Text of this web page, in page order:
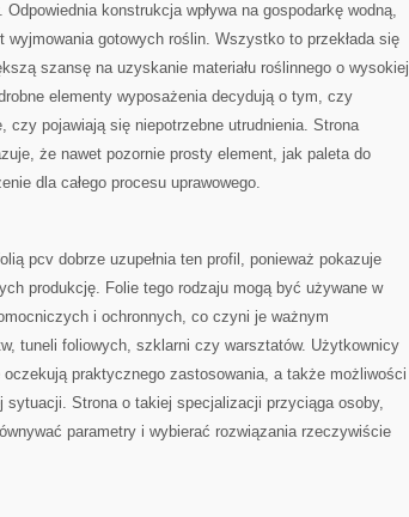
konstrukcja wpływa na gospodarkę wodną,
wyjmowania gotowych roślin. Wszystko to przekłada się
szansę na uzyskanie materiału roślinnego o wysokiej
elementy wyposażenia decydują o tym, czy
czy pojawiają się niepotrzebne utrudnienia. Strona
że nawet pozornie prosty element, jak paleta do
dla całego procesu uprawowego.
pcv dobrze uzupełnia ten profil, ponieważ pokazuje
produkcję. Folie tego rodzaju mogą być używane w
i ochronnych, co czyni je ważnym
tuneli foliowych, szklarni czy warsztatów. Użytkownicy
praktycznego zastosowania, a także możliwości
sytuacji. Strona o takiej specjalizacji przyciąga osoby,
parametry i wybierać rozwiązania rzeczywiście